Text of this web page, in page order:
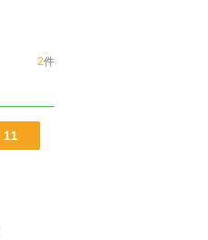
2件
11